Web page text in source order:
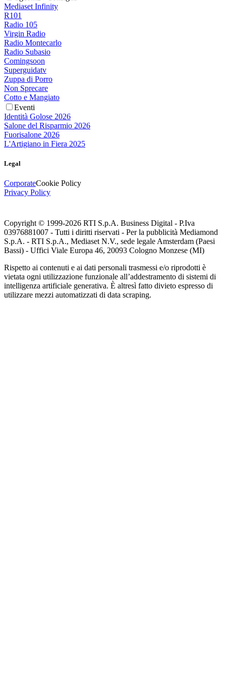
Mediaset Infinity
R101
Radio 105
Virgin Radio
Radio Montecarlo
Radio Subasio
Comingsoon
Superguidatv
Zuppa di Porro
Non Sprecare
Cotto e Mangiato
Eventi
Identità Golose 2026
Salone del Risparmio 2026
Fuorisalone 2026
L'Artigiano in Fiera 2025
Legal
CorporateCookie Policy
Privacy Policy
Copyright © 1999-2026 RTI S.p.A. Business Digital - P.Iva
03976881007 - Tutti i diritti riservati - Per la pubblicità Mediamond
S.p.A. - RTI S.p.A., Mediaset N.V., sede legale Amsterdam (Paesi
Bassi) - Uffici Viale Europa 46, 20093 Cologno Monzese (MI)
Rispetto ai contenuti e ai dati personali trasmessi e/o riprodotti è
vietata ogni utilizzazione funzionale all’addestramento di sistemi di
intelligenza artificiale generativa. È altresì fatto divieto espresso di
utilizzare mezzi automatizzati di data scraping.